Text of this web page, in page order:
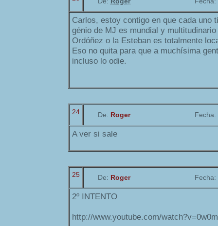
Carlos, estoy contigo en que cada uno
génio de MJ es mundial y
Ordóñez o la Esteban es totalmente
Eso no quita para que a muchísima
incluso lo odie.
24 De: Roger Fecha:
A ver si sale
25 De: Roger Fecha:
2º INTENTO
http://www.youtube.com/